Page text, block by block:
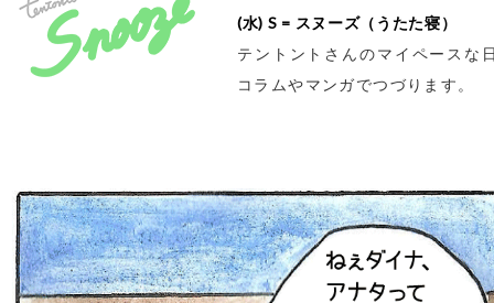
(水) S = スヌーズ（うたた寝）
テントントさんのマイペースな
コラムやマンガでつづります。